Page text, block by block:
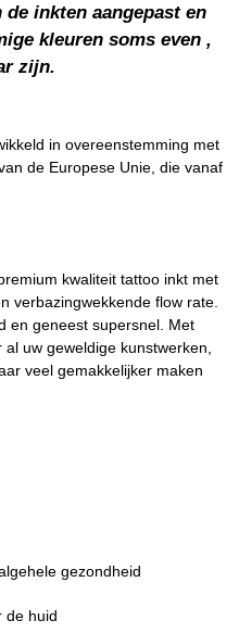
inkten aangepast en
kleuren soms even ,
zijn.
in overeenstemming met
de Europese Unie, die vanaf
kwaliteit tattoo inkt met
verbazingwekkende flow rate.
en geneest supersnel. Met
uw geweldige kunstwerken,
veel gemakkelijker maken
gezondheid
de huid